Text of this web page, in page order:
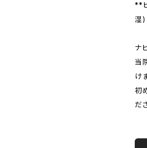
**
湿)
ナ
当
け
初
だ